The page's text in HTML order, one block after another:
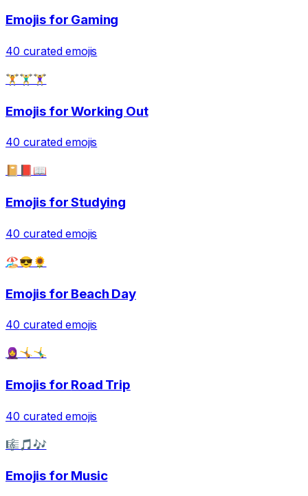
Emojis for Gaming
40 curated emojis
🏋️🏋️‍♂️🏋️‍♀️
Emojis forWorking Out
40 curated emojis
📔📕📖
Emojis forStudying
40 curated emojis
🏖️😎🌻
Emojis for Beach Day
40 curated emojis
🧕🤸🤸‍♂️
Emojis for Road Trip
40 curated emojis
🎼🎵🎶
Emojis for Music